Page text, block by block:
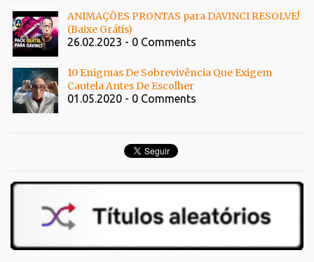
ANIMAÇÕES PRONTAS para DAVINCI RESOLVE!
(Baixe Grátis)
26.02.2023 - 0 Comments
10 Enigmas De Sobrevivência Que Exigem
Cautela Antes De Escolher
01.05.2020 - 0 Comments